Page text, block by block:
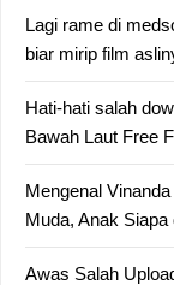
Lagi rame di
biar mirip film
Hati-hati salah
Bawah Laut Free
Mengenal
Muda, Anak
Awas Salah